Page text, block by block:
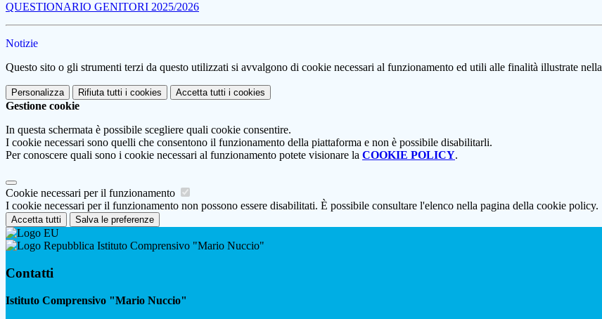
QUESTIONARIO GENITORI 2025/2026
Notizie
Questo sito o gli strumenti terzi da questo utilizzati si avvalgono di cookie necessari al funzionamento ed utili alle finalità illustrate nella
Personalizza Rifiuta tutti i cookies Accetta tutti i cookies
Gestione cookie
In questa schermata è possibile scegliere quali cookie consentire.
I cookie necessari sono quelli che consentono il funzionamento della piattaforma e non è possibile disabilitarli.
Per conoscere quali sono i cookie necessari al funzionamento potete visionare la COOKIE POLICY.
Cookie necessari per il funzionamento
I cookie necessari per il funzionamento non possono essere disabilitati. È possibile consultare l'elenco nella pagina della cookie policy.
Accetta tutti Salva le preferenze
Istituto Comprensivo "Mario Nuccio"
Contatti
Istituto Comprensivo "Mario Nuccio"